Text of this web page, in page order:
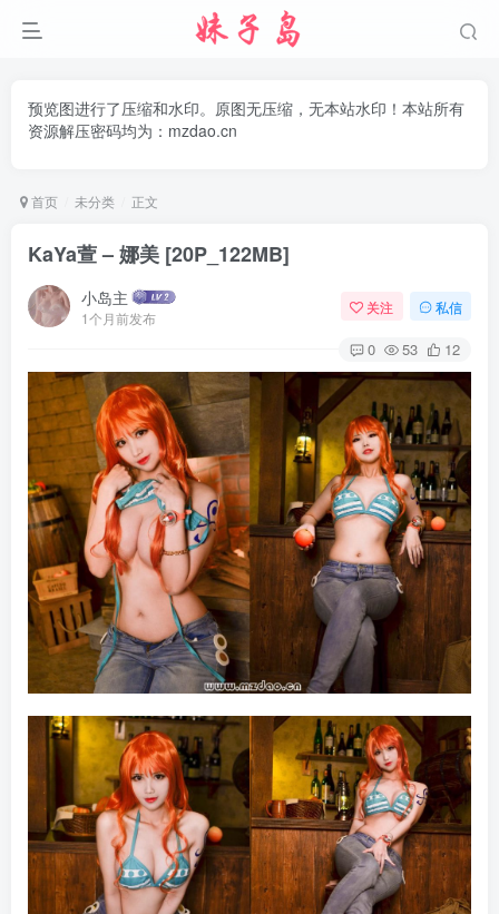
预览图进行了压缩和水印。原图无压缩，无本站水印！本站所有
资源解压密码均为：mzdao.cn
首页 未分类 正文
KaYa萱 – 娜美 [20P_122MB]
小岛主
1个月前发布
关注 私信
0 53 12